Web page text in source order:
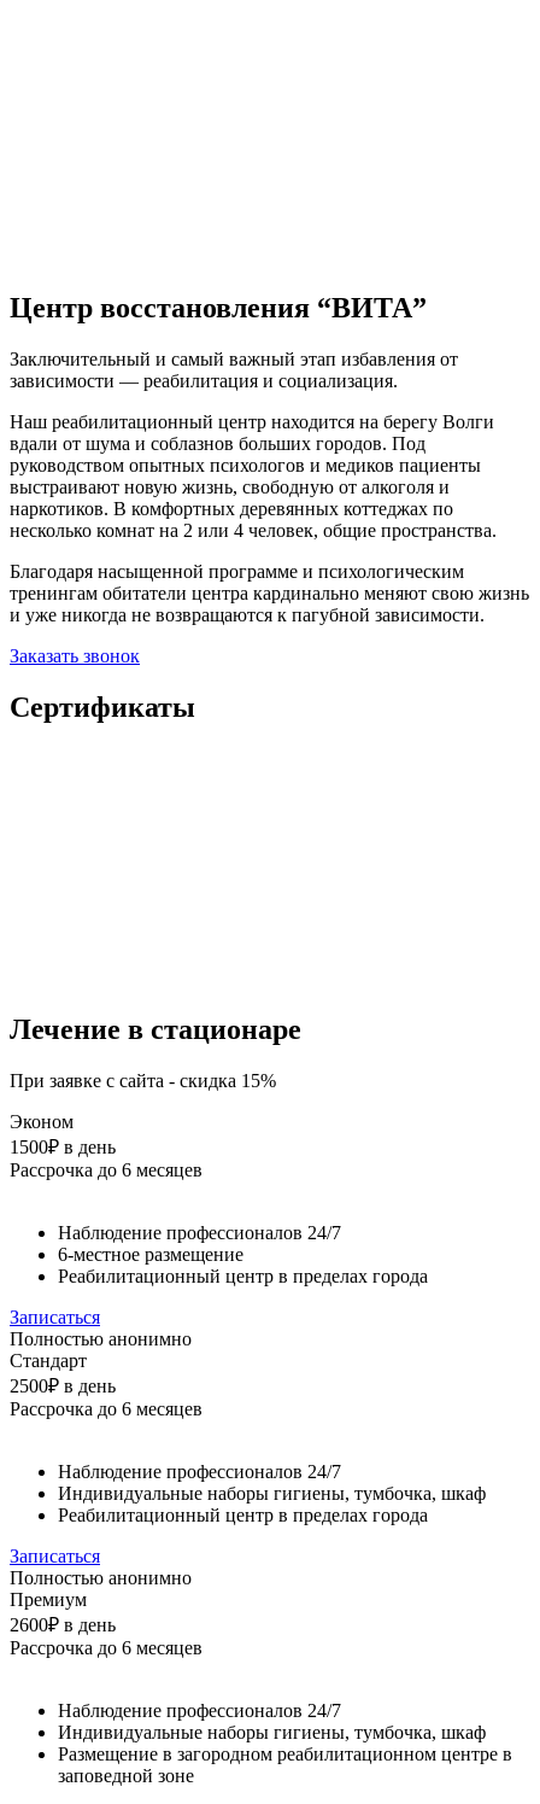
Центр восстановления “ВИТА”
Заключительный и самый важный этап избавления от
зависимости — реабилитация и социализация.
Наш реабилитационный центр находится на берегу Волги
вдали от шума и соблазнов больших городов. Под
руководством опытных психологов и медиков пациенты
выстраивают новую жизнь, свободную от алкоголя и
наркотиков. В комфортных деревянных коттеджах по
несколько комнат на 2 или 4 человек, общие пространства.
Благодаря насыщенной программе и психологическим
тренингам обитатели центра кардинально меняют свою жизнь
и уже никогда не возвращаются к пагубной зависимости.
Заказать звонок
Сертификаты
Лечение в стационаре
При заявке с сайта - скидка 15%
Эконом
1500₽ в день
Рассрочка до 6 месяцев
Наблюдение профессионалов 24/7
6-местное размещение
Реабилитационный центр в пределах города
Записаться
Полностью анонимно
Стандарт
2500₽ в день
Рассрочка до 6 месяцев
Наблюдение профессионалов 24/7
Индивидуальные наборы гигиены, тумбочка, шкаф
Реабилитационный центр в пределах города
Записаться
Полностью анонимно
Премиум
2600₽ в день
Рассрочка до 6 месяцев
Наблюдение профессионалов 24/7
Индивидуальные наборы гигиены, тумбочка, шкаф
Размещение в загородном реабилитационном центре в
заповедной зоне